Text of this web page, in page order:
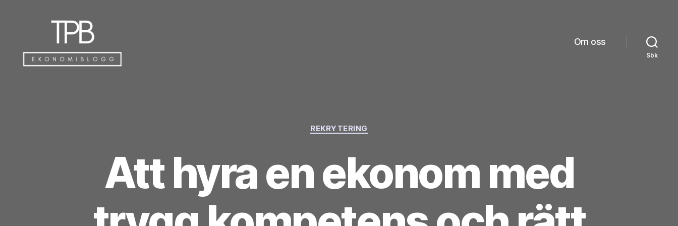
Om oss
Sök
Kategorier
REKRYTERING
Att hyra en ekonom med